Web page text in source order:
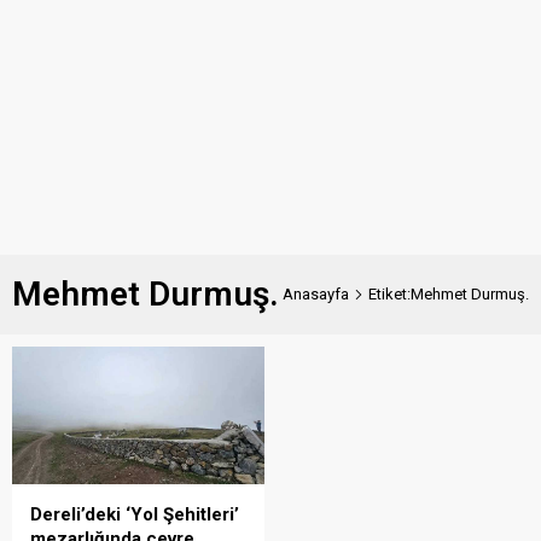
Mehmet Durmuş. Anasayfa Etiket:Mehmet Durmuş.
Dereli’deki ‘Yol Şehitleri’